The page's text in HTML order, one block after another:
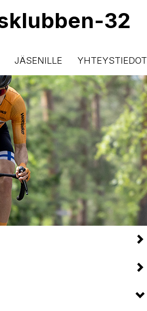
32
JÄSENILLE YHTEYSTIEDOT